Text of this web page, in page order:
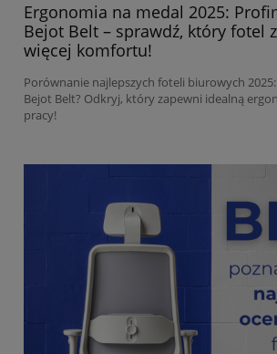
Ergonomia na medal 2025:
Bejot Belt – sprawdź, który fotel
więcej komfortu!
Porównanie najlepszych foteli biurowych
Bejot Belt? Odkryj, który zapewni idealną
pracy!